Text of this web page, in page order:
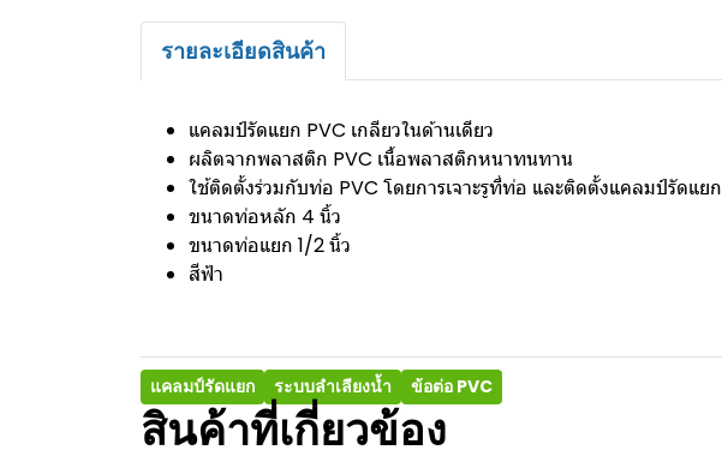
รายละเอียดสินค้า
แคลมป์รัดแยก PVC เกลียวในด้านเดียว
ผลิตจากพลาสติก PVC เนื้อพลาสติกหนาทนทาน
ใช้ติดตั้งร่วมกับท่อ PVC โดยการเจาะรูที่ท่อ และติดตั้งแคลมป์รัดแยก
ขนาดท่อหลัก 4 นิ้ว
ขนาดท่อแยก 1/2 นิ้ว
สีฟ้า
แคลมป์รัดแยก ระบบลำเลียงน้ำ ข้อต่อ PVC
สินค้าที่เกี่ยวข้อง